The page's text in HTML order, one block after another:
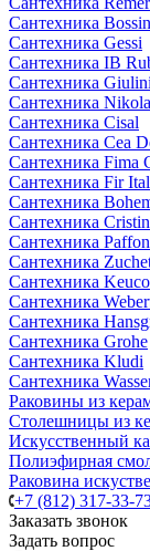
Сантехника
Сантехника Gessi
Сантехника IB
Сантехника Giulini
Сантехника
Сантехника Cisal
Сантехника Cea
Сантехника Fima
Сантехника Fir
Сантехника
Сантехника
Сантехника
Сантехника
Сантехника Keuco
Сантехника
Сантехника
Сантехника Grohe
Сантехника Kludi
Сантехника
Раковины из
Столешницы из
Искусственный
Полиэфирная
Раковина
+7 (812) 317-33-
Заказать звонок
Задать вопрос